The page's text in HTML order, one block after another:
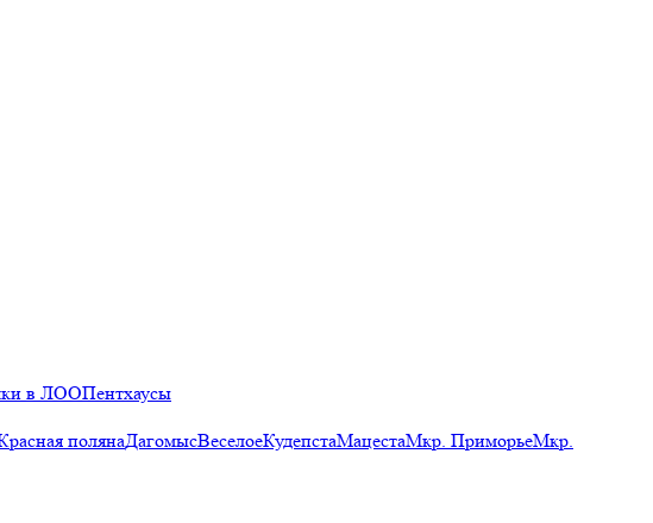
в ЛООПентхаусы
полянаДагомысВеселоеКудепстаМацестаМкр. ПриморьеМкр.